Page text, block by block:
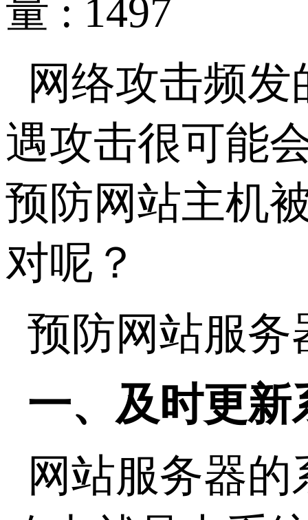
量 : 1497
网络攻击频
遇攻击很可能
预防网站主机
对呢？
预防网站服务
一、及时更新
网站服务器